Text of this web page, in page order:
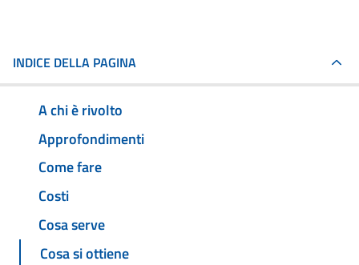
INDICE DELLA PAGINA
A chi è rivolto
Approfondimenti
Come fare
Costi
Cosa serve
Cosa si ottiene